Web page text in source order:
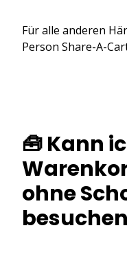
Für alle anderen
Person Share-A-
🧰 Kann
ohne